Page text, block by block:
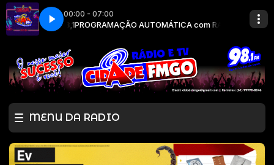
00:00 - 07:00
FM 98,1 PROGRAMAÇÃO AUTOMÁTICA com RADIO CIDADE FM 98,1
CIDADE FM
MENU DA RADIO